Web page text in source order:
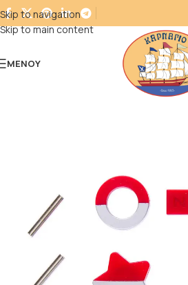
Skip to navigation
Skip to main content
ΜΕΝΟΎ